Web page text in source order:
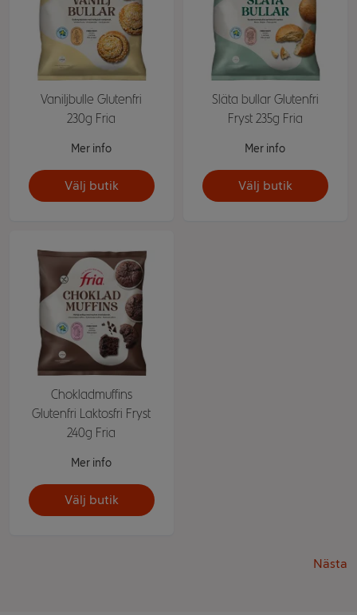
Vaniljbulle Glutenfri
230g Fria
Mer info
Välj butik
Släta bullar Glutenfri
Fryst 235g Fria
Mer info
Välj butik
Chokladmuffins
Glutenfri Laktosfri Fryst
240g Fria
Mer info
Välj butik
Nästa